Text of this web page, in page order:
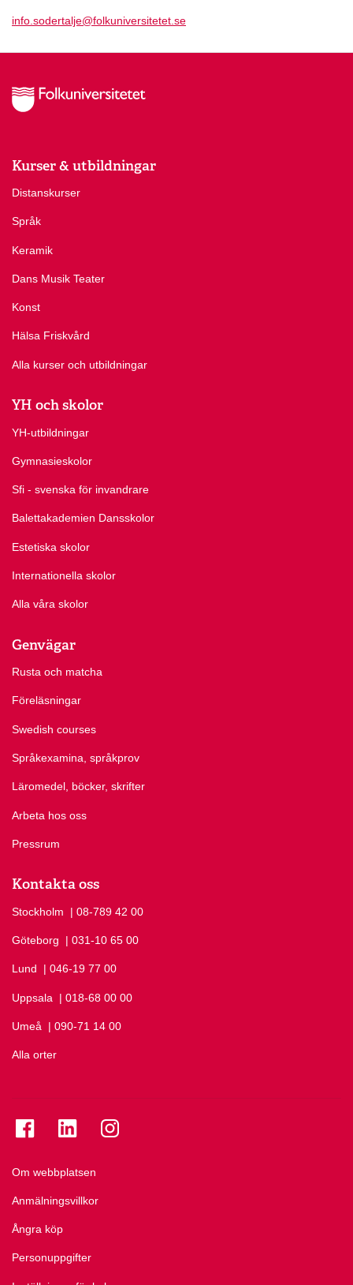
info.sodertalje@folkuniversitetet.se
Kurser & utbildningar
Distanskurser
Språk
Keramik
Dans Musik Teater
Konst
Hälsa Friskvård
Alla kurser och utbildningar
YH och skolor
YH-utbildningar
Gymnasieskolor
Sfi - svenska för invandrare
Balettakademien Dansskolor
Estetiska skolor
Internationella skolor
Alla våra skolor
Genvägar
Rusta och matcha
Föreläsningar
Swedish courses
Språkexamina, språkprov
Läromedel, böcker, skrifter
Arbeta hos oss
Pressrum
Kontakta oss
Stockholm Ring Stockholm på
| 08-789 42 00
Göteborg Ring Göteborg på
| 031-10 65 00
Lund Ring Lund på
| 046-19 77 00
Uppsala Ring Uppsala på
| 018-68 00 00
Umeå Ring Umeå på
| 090-71 14 00
Alla orter
Om webbplatsen
Anmälningsvillkor
Ångra köp
Personuppgifter
Se folkuniversitetet på Facebook
Se folkuniversitetet på LinkedIn